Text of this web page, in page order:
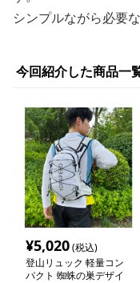
シンプルながら必要
今回紹介した商品一
¥5,020(税込)
登山リュック 軽量コン
パクト 蜘蛛の巣デザイ